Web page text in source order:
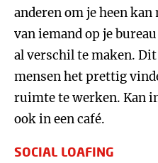
anderen om je heen
van iemand op je
al verschil te maken.
mensen het prettig
ruimte te werken. Kan
ook in een café.
SOCIAL LOAFING